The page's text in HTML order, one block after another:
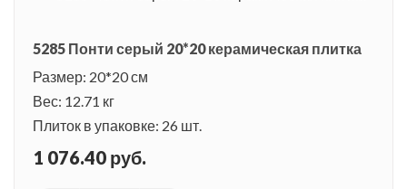
5285 Понти серый 20*20 керамическая плитка
Размер: 20*20 см
Вес: 12.71 кг
Плиток в упаковке: 26 шт.
1 076.40 руб.